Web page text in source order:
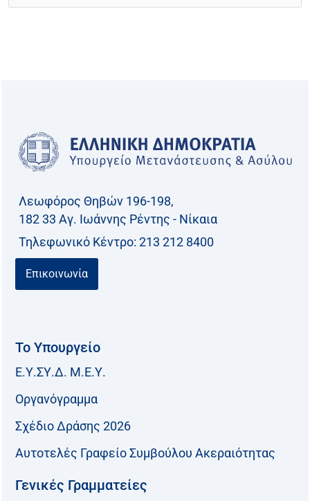
για:
Λεωφόρος Θηβών 196-198,
182 33 Aγ. Ιωάννης Ρέντης - Νίκαια
Τηλεφωνικό Kέντρο: 213 212 8400
Επικοινωνία
Το Υπουργείο
Ε.Υ.ΣΥ.Δ. Μ.Ε.Υ.
Οργανόγραμμα
Σχέδιο Δράσης 2026
Αυτοτελές Γραφείο Συμβούλου Ακεραιότητας
Γενικές Γραμματείες